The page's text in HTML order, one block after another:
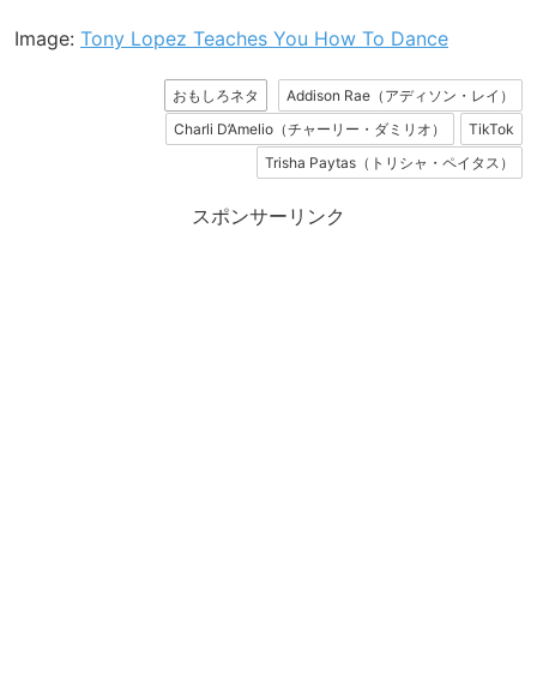
Image: Tony Lopez Teaches You How To Dance
おもしろネタ
Addison Rae（アディソン・レイ）
Charli D’Amelio（チャーリー・ダミリオ）
TikTok
Trisha Paytas（トリシャ・ペイタス）
スポンサーリンク